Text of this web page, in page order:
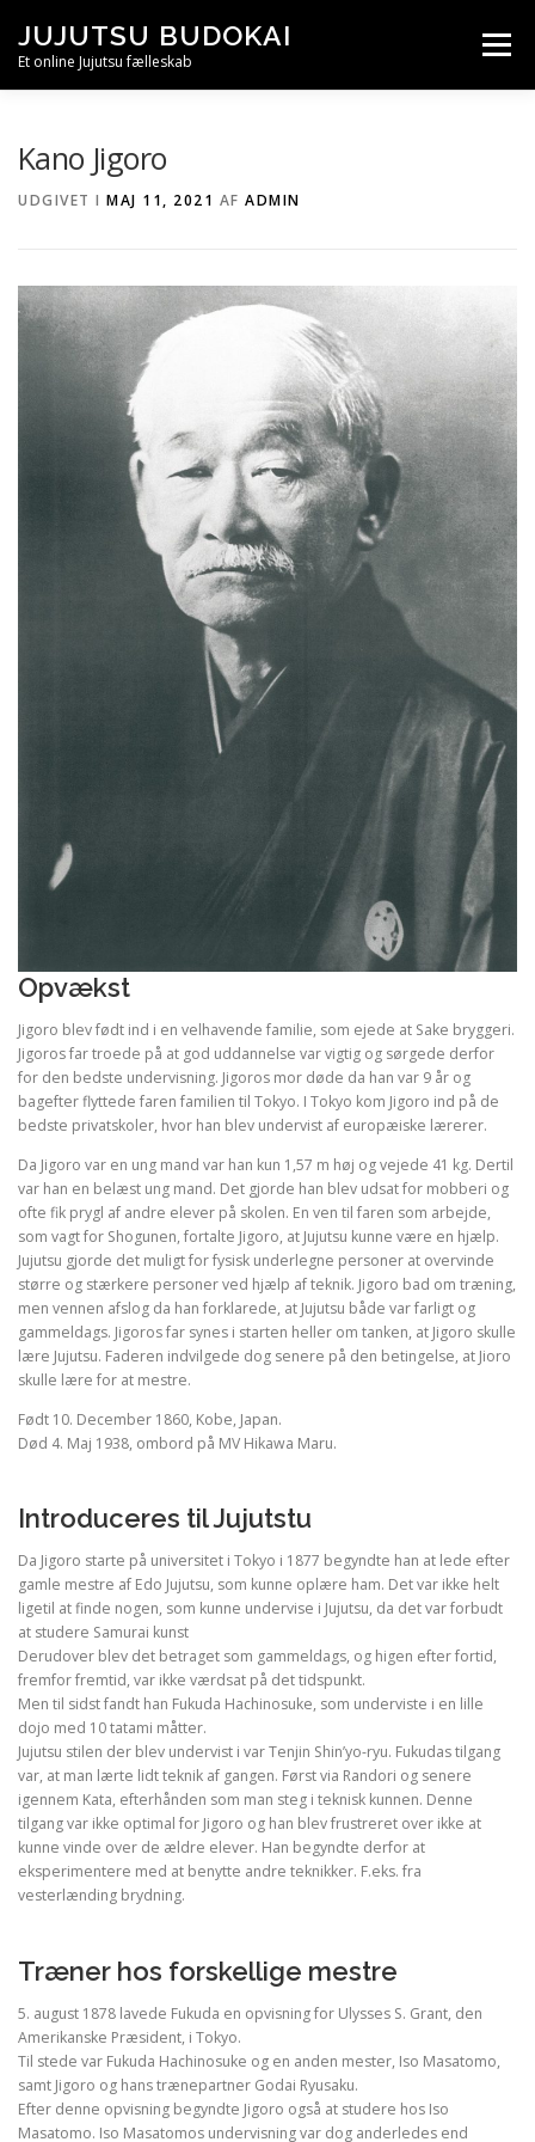
indhold
JUJUTSU BUDOKAI
Et online Jujutsu fælleskab
Menu
Kano Jigoro
UDGIVET I MAJ 11, 2021 AF ADMIN
Opvækst
Jigoro blev født ind i en velhavende familie, som ejede at Sake bryggeri.
Jigoros far troede på at god uddannelse var vigtig og sørgede derfor
for den bedste undervisning. Jigoros mor døde da han var 9 år og
bagefter flyttede faren familien til Tokyo. I Tokyo kom Jigoro ind på de
bedste privatskoler, hvor han blev undervist af europæiske lærerer.
Da Jigoro var en ung mand var han kun 1,57 m høj og vejede 41 kg. Dertil
var han en belæst ung mand. Det gjorde han blev udsat for mobberi og
ofte fik prygl af andre elever på skolen. En ven til faren som arbejde,
som vagt for Shogunen, fortalte Jigoro, at Jujutsu kunne være en hjælp.
Jujutsu gjorde det muligt for fysisk underlegne personer at overvinde
større og stærkere personer ved hjælp af teknik. Jigoro bad om træning,
men vennen afslog da han forklarede, at Jujutsu både var farligt og
gammeldags. Jigoros far synes i starten heller om tanken, at Jigoro skulle
lære Jujutsu. Faderen indvilgede dog senere på den betingelse, at Jioro
skulle lære for at mestre.
Født 10. December 1860, Kobe, Japan.
Død 4. Maj 1938, ombord på MV Hikawa Maru.
Introduceres til Jujutstu
Da Jigoro starte på universitet i Tokyo i 1877 begyndte han at lede efter
gamle mestre af Edo Jujutsu, som kunne oplære ham. Det var ikke helt
ligetil at finde nogen, som kunne undervise i Jujutsu, da det var forbudt
at studere Samurai kunst
Derudover blev det betraget som gammeldags, og higen efter fortid,
fremfor fremtid, var ikke værdsat på det tidspunkt.
Men til sidst fandt han Fukuda Hachinosuke, som underviste i en lille
dojo med 10 tatami måtter.
Jujutsu stilen der blev undervist i var Tenjin Shin’yo-ryu. Fukudas tilgang
var, at man lærte lidt teknik af gangen. Først via Randori og senere
igennem Kata, efterhånden som man steg i teknisk kunnen. Denne
tilgang var ikke optimal for Jigoro og han blev frustreret over ikke at
kunne vinde over de ældre elever. Han begyndte derfor at
eksperimentere med at benytte andre teknikker. F.eks. fra
vesterlænding brydning.
Træner hos forskellige mestre
5. august 1878 lavede Fukuda en opvisning for Ulysses S. Grant, den
Amerikanske Præsident, i Tokyo.
Til stede var Fukuda Hachinosuke og en anden mester, Iso Masatomo,
samt Jigoro og hans trænepartner Godai Ryusaku.
Efter denne opvisning begyndte Jigoro også at studere hos Iso
Masatomo. Iso Masatomos undervisning var dog anderledes end